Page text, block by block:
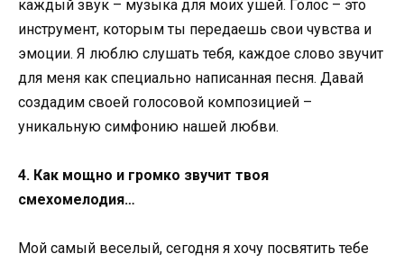
каждый звук – музыка для моих ушей. Голос – это
инструмент, которым ты передаешь свои чувства и
эмоции. Я люблю слушать тебя, каждое слово звучит
для меня как специально написанная песня. Давай
создадим своей голосовой композицией –
уникальную симфонию нашей любви.
4. Как мощно и громко звучит твоя
смехомелодия…
Мой самый веселый, сегодня я хочу посвятить тебе